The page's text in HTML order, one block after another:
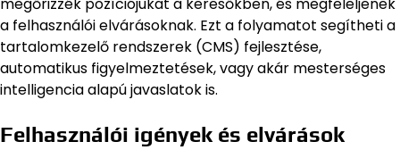
megőrizzék pozíciójukat a keresőkben, és megfeleljenek
a felhasználói elvárásoknak. Ezt a folyamatot segítheti a
tartalomkezelő rendszerek (CMS) fejlesztése,
automatikus figyelmeztetések, vagy akár mesterséges
intelligencia alapú javaslatok is.
Felhasználói igények és elvárások